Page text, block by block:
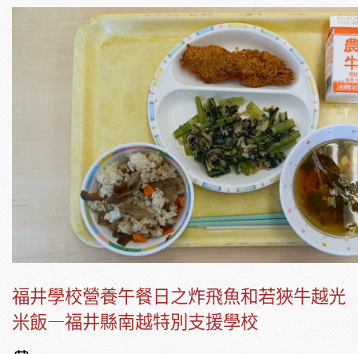
福井學校營養午餐日之炸飛魚和若狹牛越光
米飯—福井縣南越特別支援學校